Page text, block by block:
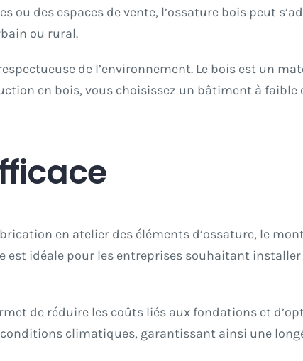
des espaces de vente, l’ossature bois peut
ou rural.
de l’environnement. Le bois est un
en bois, vous choisissez un bâtiment à faible
en atelier des éléments d’ossature, le
est idéale pour les entreprises souhaitant
de réduire les coûts liés aux fondations et
climatiques, garantissant ainsi une